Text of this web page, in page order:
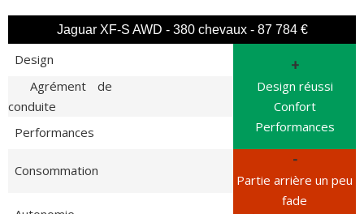
Jaguar XF-S AWD - 380 chevaux - 87 784 €
Design +
Design réussi
Confort
Performances
Agrément de
conduite
Performances
Consommation
-
Partie arrière un peu
fade